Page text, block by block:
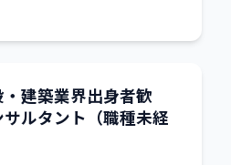
・建築業界出身者歓
ルタント（職種未経